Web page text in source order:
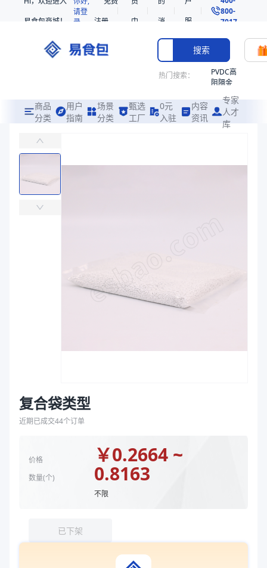
易食包商城！
请登
录
注册
中
消
息
服
务
800-
7017
搜索
热门搜索：
PVDC高
阻隔金
共挤热
收缩袋
拉伸膜
商品
分类
用户
指南
场景
分类
甄选
工厂
0元
入驻
内容
资讯
专家
人才
库
易食包（EPAK）专注于复合袋类型包装，提供详尽的规格参数、实物
商品参数
商品分类
复合袋PET/PE 240*380*0.08、复合袋PA/RCPP
透明
复合袋类型
近期已成交44个订单
价格
数量(个)
￥0.2664 ~
0.8163
不限
已下架